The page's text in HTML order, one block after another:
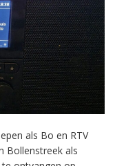
als Bo en RTV
Bollenstreek als